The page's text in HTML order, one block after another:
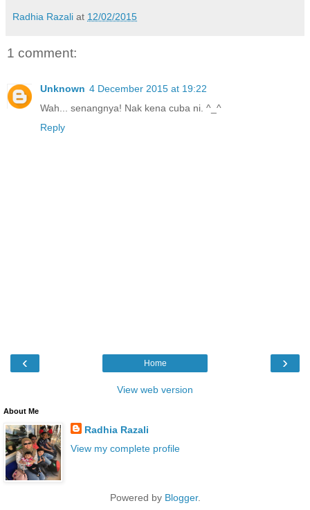
Radhia Razali at 12/02/2015
1 comment:
Unknown 4 December 2015 at 19:22
Wah... senangnya! Nak kena cuba ni. ^_^
Reply
‹ ›
Home
View web version
About Me
Radhia Razali
View my complete profile
Powered by Blogger.